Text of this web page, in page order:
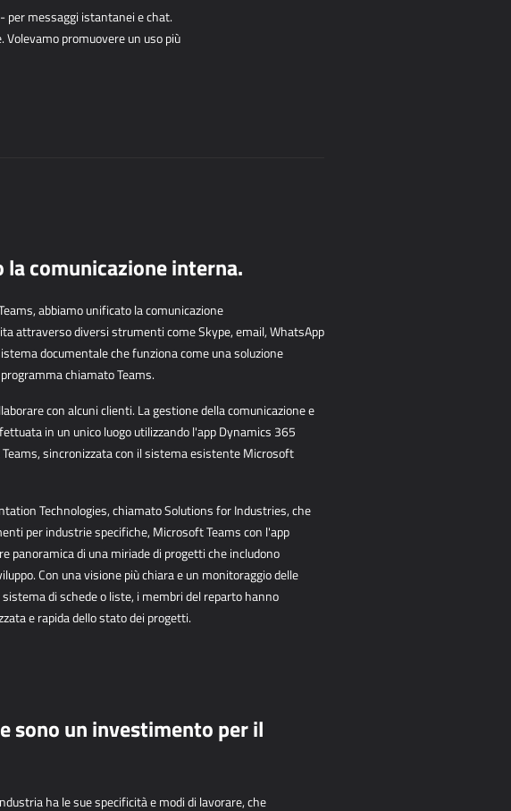
per messaggi istantanei e chat.
Volevamo promuovere un uso più
comunicazione interna.
abbiamo unificato la comunicazione
attraverso diversi strumenti come Skype, email, WhatsApp
documentale che funziona come una soluzione
chiamato Teams.
con alcuni clienti. La gestione della comunicazione e
in un unico luogo utilizzando l'app Dynamics 365
sincronizzata con il sistema esistente Microsoft
Technologies, chiamato Solutions for Industries, che
per industrie specifiche, Microsoft Teams con l'app
panoramica di una miriade di progetti che includono
Con una visione più chiara e un monitoraggio delle
di schede o liste, i membri del reparto hanno
e rapida dello stato dei progetti.
sono un investimento per il
ha le sue specificità e modi di lavorare, che